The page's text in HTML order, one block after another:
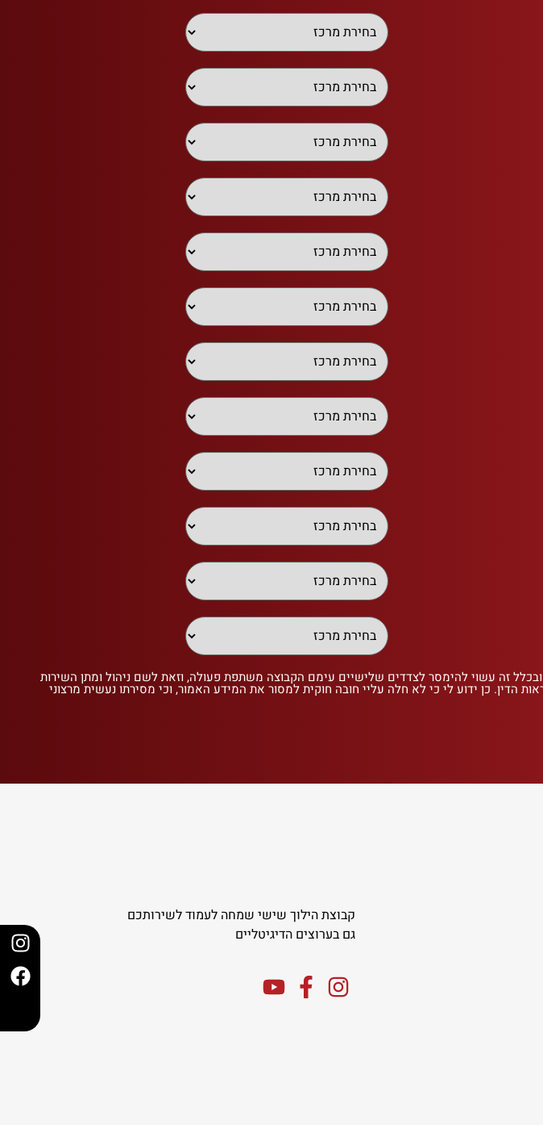
זה עשוי להימסר לצדדים שלישיים עימם הקבוצה משתפת פעולה, וזאת לשם ניהול ומתן השירות
הדין. כן ידוע לי כי לא חלה עליי חובה חוקית למסור את המידע האמור, וכי מסירתו נעשית מרצוני
קבוצת הילוך שישי שמחה לעמוד לשירותכם
גם בערוצים הדיגיטליים